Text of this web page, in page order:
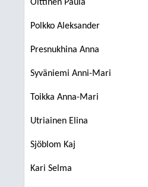
Oittinen Paula
Polkko Aleksander
Presnukhina Anna
Syväniemi Anni-Mari
Toikka Anna-Mari
Utriainen Elina
Sjöblom Kaj
Kari Selma